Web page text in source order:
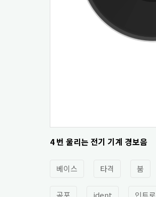
4 번 울리는 전기 기계 경보음
베이스 타격 붐
공포 ident 인트로